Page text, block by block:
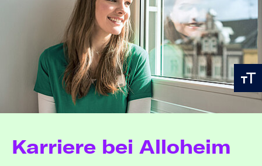
Karriere bei Alloheim